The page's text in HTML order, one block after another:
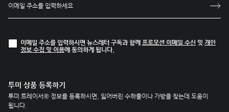
이메일 주소를 입력하시면 뉴스레터 구독과 함께 프로모션 이메일 수신 및 개인
정보 수집 및 이용에 동의하게 됩니다.
투미 상품 등록하기
투미 트레이서® 정보를 등록하시면, 잃어버린 수하물이나 가방을 찾는데 도움이
됩니다.